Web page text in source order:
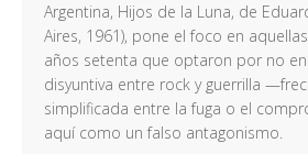
Argentina, Hijos de la Luna, de
Aires, 1961), pone el foco en
años setenta que optaron por no
disyuntiva entre rock y guerrilla
simplificada entre la fuga o el
aquí como un falso antagonismo.